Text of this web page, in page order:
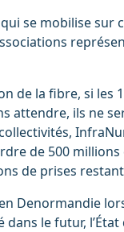
se mobilise sur
de la fibre, si
attendre, ils ne
de 500
de prises
Denormandie
le futur,